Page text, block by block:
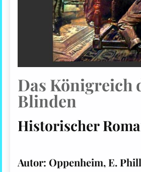
Das Königreich
Blinden
Historischer
Autor: Oppenheim, E.